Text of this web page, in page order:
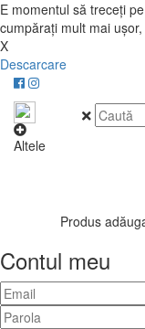
E momentul să treceți
cumpărați mult mai
X
Descarcare
Altele
Produs
Contul meu